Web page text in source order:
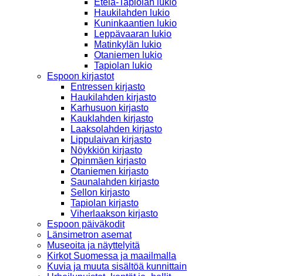
Haukilahden lukio
Kuninkaantien lukio
Leppävaaran lukio
Matinkylän lukio
Otaniemen lukio
Tapiolan lukio
Espoon kirjastot
Entressen kirjasto
Haukilahden kirjasto
Karhusuon kirjasto
Kauklahden kirjasto
Laaksolahden kirjasto
Lippulaivan kirjasto
Nöykkiön kirjasto
Opinmäen kirjasto
Otaniemen kirjasto
Saunalahden kirjasto
Sellon kirjasto
Tapiolan kirjasto
Viherlaakson kirjasto
Espoon päiväkodit
Länsimetron asemat
Museoita ja näyttelyitä
Kirkot Suomessa ja maailmalla
Kuvia ja muuta sisältöä kunnittain